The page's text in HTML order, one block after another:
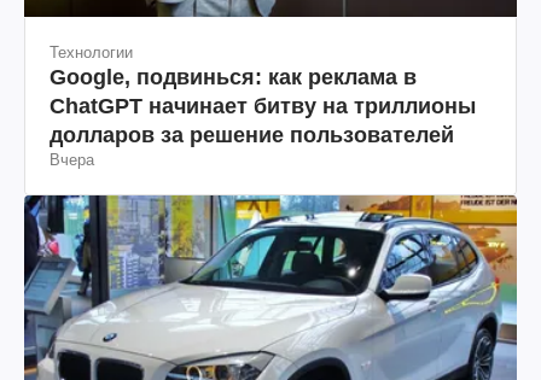
Технологии
Google, подвинься: как реклама в
ChatGPT начинает битву на триллионы
долларов за решение пользователей
Вчера